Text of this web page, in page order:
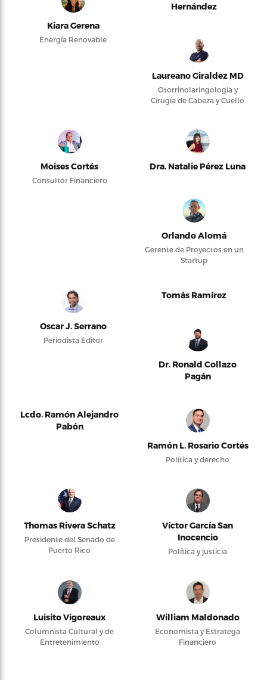
Kiara Gerena
Energía Renovable
Hernández
Laureano Giraldez MD
Otorrinolaringología y
Cirugía de Cabeza y Cuello
Moises Cortés
Consultor Financiero
Dra. Natalie Pérez Luna
Orlando Alomá
Gerente de Proyectos en un
Startup
Oscar J. Serrano
Periodista Editor
Tomás Ramírez
Dr. Ronald Collazo
Pagán
Lcdo. Ramón Alejandro
Pabón
Ramón L. Rosario Cortés
Política y derecho
Thomas Rivera Schatz
Presidente del Senado de
Puerto Rico
Víctor García San
Inocencio
Política y justicia
Luisito Vigoreaux
Columnista Cultural y de
Entretenimiento
William Maldonado
Economista y Estratega
Financiero